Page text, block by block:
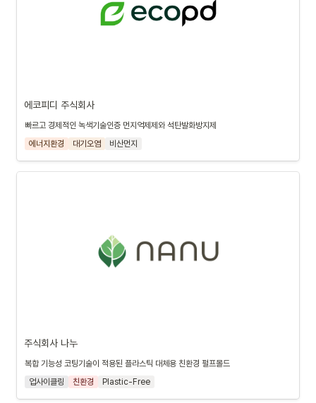
에코피디 주식회사
빠르고 경제적인 녹색기술인증 먼지억제제와 석탄발화방지제
에너지환경
대기오염 비산먼지
주식회사 나누
복합 기능성 코팅기술이 적용된 플라스틱 대체용 친환경 펄프몰드
업사이클링
친환경 Plastic-Free